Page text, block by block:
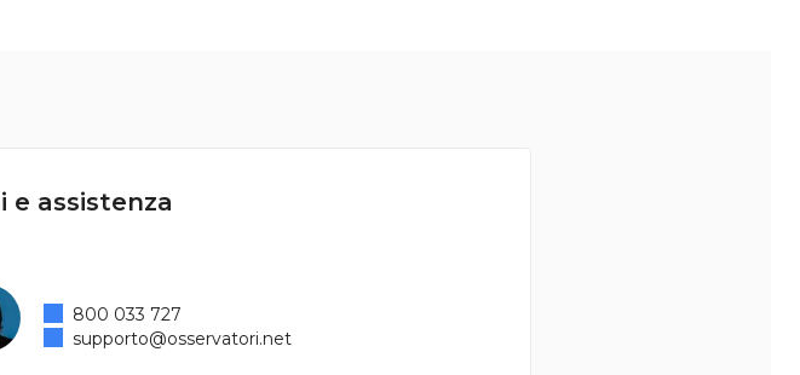
e assistenza
800 033 727
supporto@osservatori.net